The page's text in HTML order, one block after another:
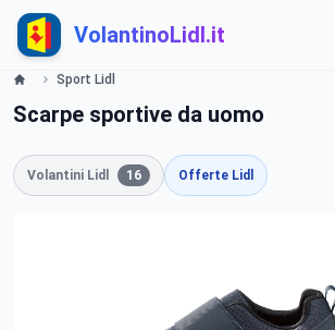
VolantinoLidl.it
Sport Lidl
Scarpe sportive da uomo
Volantini Lidl 16 Offerte Lidl